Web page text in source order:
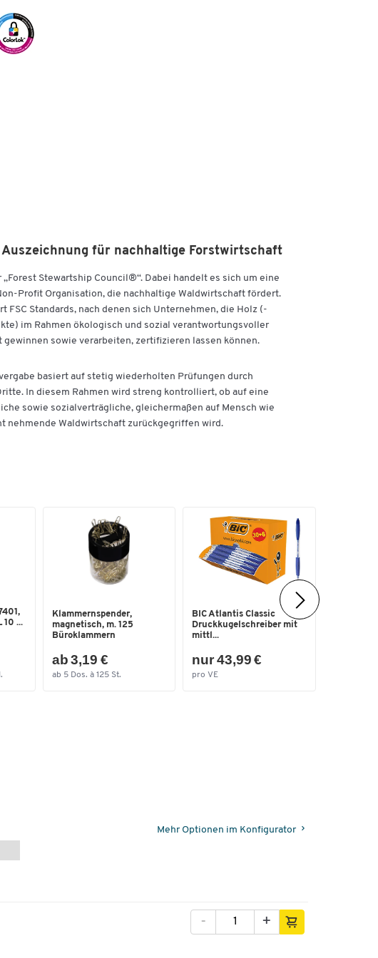
Auszeichnung für nachhaltige Forstwirtschaft
Stewartship Council®“. Dabei handelt es sich um eine
Profit Organisation, die nachhaltige Waldwirtschaft fördert.
FSC Standards, nach denen sich Unternehmen, die Holz (-
im Rahmen ökologisch und sozial verantwortungsvoller
gewinnen sowie verarbeiten, zertifizieren lassen können.
basiert auf stetig wiederholten Prüfungen durch
In diesem Rahmen wird streng kontrolliert, ob auf eine
sowie sozialverträgliche, gleichermaßen auf Mensch wie
nehmende Waldwirtschaft zurückgegriffen wird.
10 ...
Klammernspender,
magnetisch, m. 125
Büroklammern
ab 3,19 €
ab 5 Dos. à 125 St.
BIC Atlantis Classic
Druckkugelschreiber mit
mittl...
nur 43,99 €
pro VE
Mehr Optionen im Konfigurator
+
-